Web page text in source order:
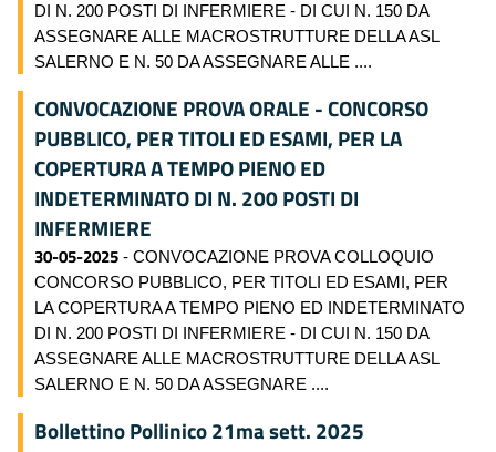
DI N. 200 POSTI DI INFERMIERE - DI CUI N. 150 DA
ASSEGNARE ALLE MACROSTRUTTURE DELLA ASL
SALERNO E N. 50 DA ASSEGNARE ALLE ....
CONVOCAZIONE PROVA ORALE - CONCORSO
PUBBLICO, PER TITOLI ED ESAMI, PER LA
COPERTURA A TEMPO PIENO ED
INDETERMINATO DI N. 200 POSTI DI
INFERMIERE
30-05-2025 - CONVOCAZIONE PROVA COLLOQUIO
CONCORSO PUBBLICO, PER TITOLI ED ESAMI, PER
LA COPERTURA A TEMPO PIENO ED INDETERMINATO
DI N. 200 POSTI DI INFERMIERE - DI CUI N. 150 DA
ASSEGNARE ALLE MACROSTRUTTURE DELLA ASL
SALERNO E N. 50 DA ASSEGNARE ....
Bollettino Pollinico 21ma sett. 2025